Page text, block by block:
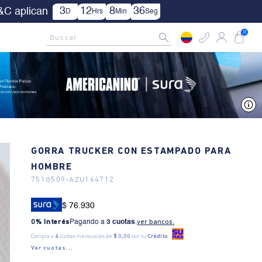
Aplica TYC.
Rastrea tu pedido aquí
Buscar 0
GORRA TRUCKER CON ESTAMPADO PARA
HOMBRE
751G509-AZU164712
$ 76.930
0% Interés Pagando a3 cuotas.ver bancos.
Compra a 4cuotas mensuales de $ 0,00 con tuCrédito
Ver cuotas...